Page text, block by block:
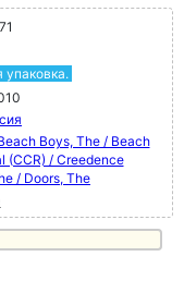
упаковка.
Boys, The / Beach
(CCR) / Creedence
/ Doors, The